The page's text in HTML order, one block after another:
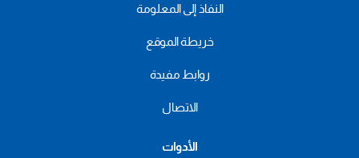
النفاذ إلى المعلومة
خريطة الموقع
روابط مفيدة
الاتصال
الأدوات